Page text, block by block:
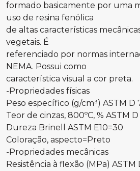
formado basicamente por uma
uso de resina fenólica
de altas características
vegetais. É
referenciado por normas
NEMA. Possui como
característica visual a cor preta.
-Propriedades físicas
Peso específico (g/cm³) ASTM D
Teor de cinzas, 800ºC, % ASTM D
Dureza Brinell ASTM E10=30
Coloração, aspecto=Preto
-Propriedades mecânicas
Resistência à flexão (MPa) ASTM